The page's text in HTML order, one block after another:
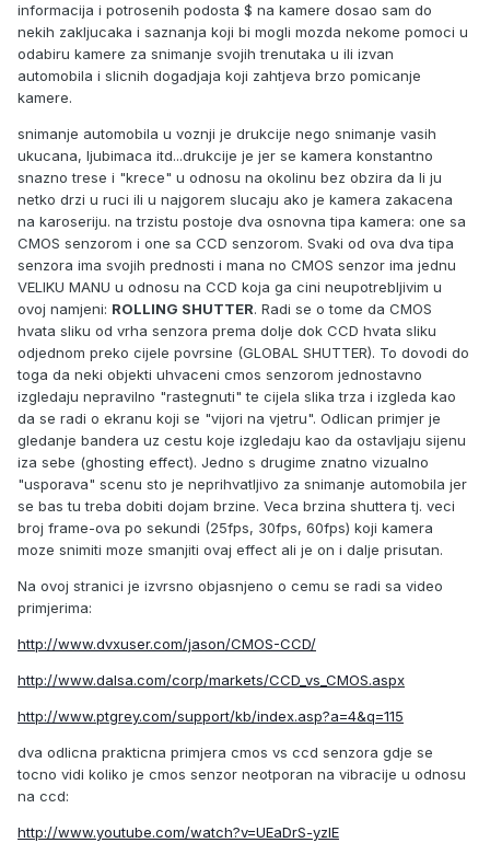
informacija i potrosenih podosta $ na kamere dosao sam do
nekih zakljucaka i saznanja koji bi mogli mozda nekome pomoci u
odabiru kamere za snimanje svojih trenutaka u ili izvan
automobila i slicnih dogadjaja koji zahtjeva brzo pomicanje
kamere.
snimanje automobila u voznji je drukcije nego snimanje vasih
ukucana, ljubimaca itd...drukcije je jer se kamera konstantno
snazno trese i "krece" u odnosu na okolinu bez obzira da li ju
netko drzi u ruci ili u najgorem slucaju ako je kamera zakacena
na karoseriju. na trzistu postoje dva osnovna tipa kamera: one sa
CMOS senzorom i one sa CCD senzorom. Svaki od ova dva tipa
senzora ima svojih prednosti i mana no CMOS senzor ima jednu
VELIKU MANU u odnosu na CCD koja ga cini neupotrebljivim u
ovoj namjeni: ROLLING SHUTTER. Radi se o tome da CMOS
hvata sliku od vrha senzora prema dolje dok CCD hvata sliku
odjednom preko cijele povrsine (GLOBAL SHUTTER). To dovodi do
toga da neki objekti uhvaceni cmos senzorom jednostavno
izgledaju nepravilno "rastegnuti" te cijela slika trza i izgleda kao
da se radi o ekranu koji se "vijori na vjetru". Odlican primjer je
gledanje bandera uz cestu koje izgledaju kao da ostavljaju sijenu
iza sebe (ghosting effect). Jedno s drugime znatno vizualno
"usporava" scenu sto je neprihvatljivo za snimanje automobila jer
se bas tu treba dobiti dojam brzine. Veca brzina shuttera tj. veci
broj frame-ova po sekundi (25fps, 30fps, 60fps) koji kamera
moze snimiti moze smanjiti ovaj effect ali je on i dalje prisutan.
Na ovoj stranici je izvrsno objasnjeno o cemu se radi sa video
primjerima:
http://www.dvxuser.com/jason/CMOS-CCD/
http://www.dalsa.com/corp/markets/CCD_vs_CMOS.aspx
http://www.ptgrey.com/support/kb/index.asp?a=4&q=115
dva odlicna prakticna primjera cmos vs ccd senzora gdje se
tocno vidi koliko je cmos senzor neotporan na vibracije u odnosu
na ccd:
http://www.youtube.com/watch?v=UEaDrS-yzIE